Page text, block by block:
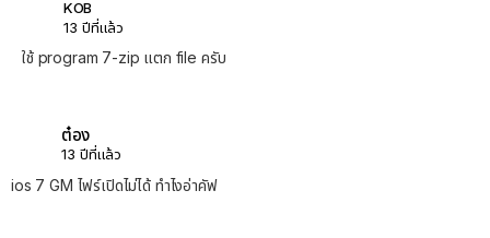
KOB
13 ปีที่แล้ว
ใช้ program 7-zip แตก file ครับ
ต๋อง
13 ปีที่แล้ว
ios 7 GM ไฟร์เปิดไม่ได้ ทำไงอ่าคัฟ